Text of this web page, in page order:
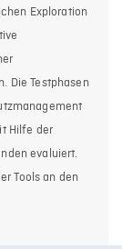
Exploration
Die Testphasen
Hilfe der
evaluiert.
Tools an den